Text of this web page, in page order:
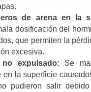
de arena en la
dosificación del
que permiten la
excesiva.
expulsado: Se
en la superficie
pudieron salir